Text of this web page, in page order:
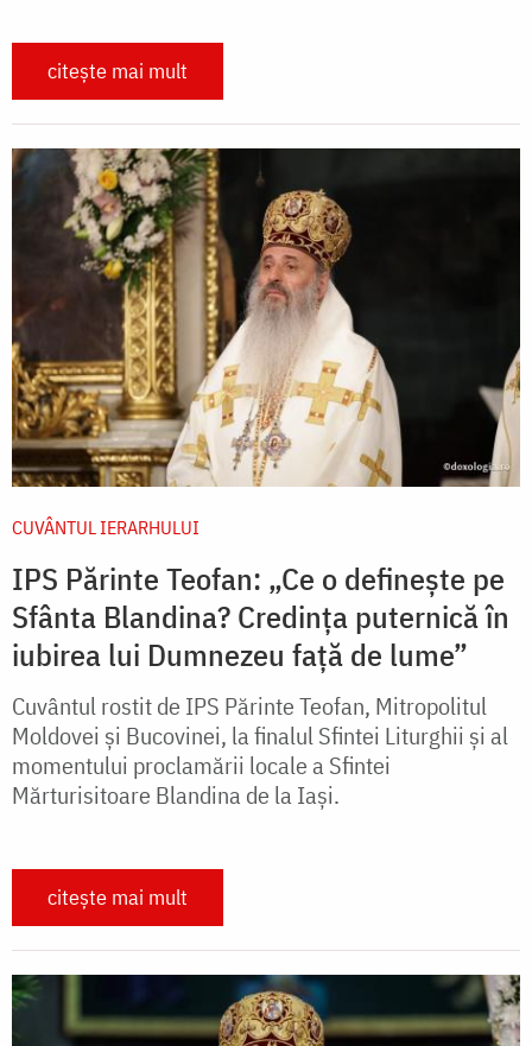
citește mai mult
CUVÂNTUL IERARHULUI
IPS Părinte Teofan: „Ce o definește pe
Sfânta Blandina? Credința puternică în
iubirea lui Dumnezeu față de lume”
Cuvântul rostit de IPS Părinte Teofan, Mitropolitul
Moldovei și Bucovinei, la finalul Sfintei Liturghii și al
momentului proclamării locale a Sfintei
Mărturisitoare Blandina de la Iași.
citește mai mult